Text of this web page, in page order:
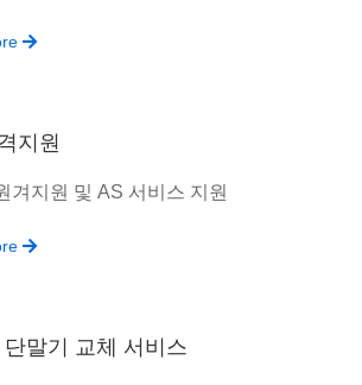
지원
겨지원 및 AS 서비스 지원
말기 교체 서비스